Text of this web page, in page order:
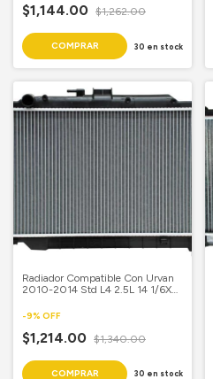
$1,144.00 $1,262.00
30 en stock
Radiador Compatible Con Urvan
2010-2014 Std L4 2.5L 14 1/6X
-9% OFF
$1,214.00 $1,340.00
30 en stock